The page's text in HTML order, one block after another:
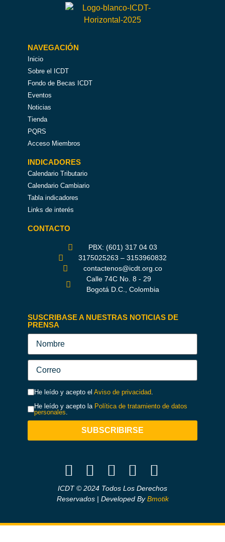
NAVEGACIÓN
Inicio
Sobre el ICDT
Fondo de Becas ICDT
Eventos
Noticias
Tienda
PQRS
Acceso Miembros
INDICADORES
Calendario Tributario
Calendario Cambiario
Tabla indicadores
Links de interés
CONTACTO
PBX: (601) 317 04 03
3175025263 – 3153960832
contactenos@icdt.org.co
Calle 74C No. 8 - 29
Bogotá D.C., Colombia
SUSCRIBASE A NUESTRAS NOTICIAS DE
PRENSA
He leído y acepto el Aviso de privacidad
He leído y acepto la Política de tratamiento de datos
personales
SUBSCRIBIRSE
ICDT © 2024 Todos Los Derechos
Reservados | Developed ByBmotik